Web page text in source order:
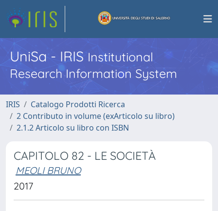
UniSa - IRISInstitutional
Research Information System
IRIS
Catalogo Prodotti Ricerca
2 Contributo in volume (exArticolo su libro)
2.1.2 Articolo su libro con ISBN
CAPITOLO 82 - LE SOCIETÀ
MEOLI BRUNO
2017